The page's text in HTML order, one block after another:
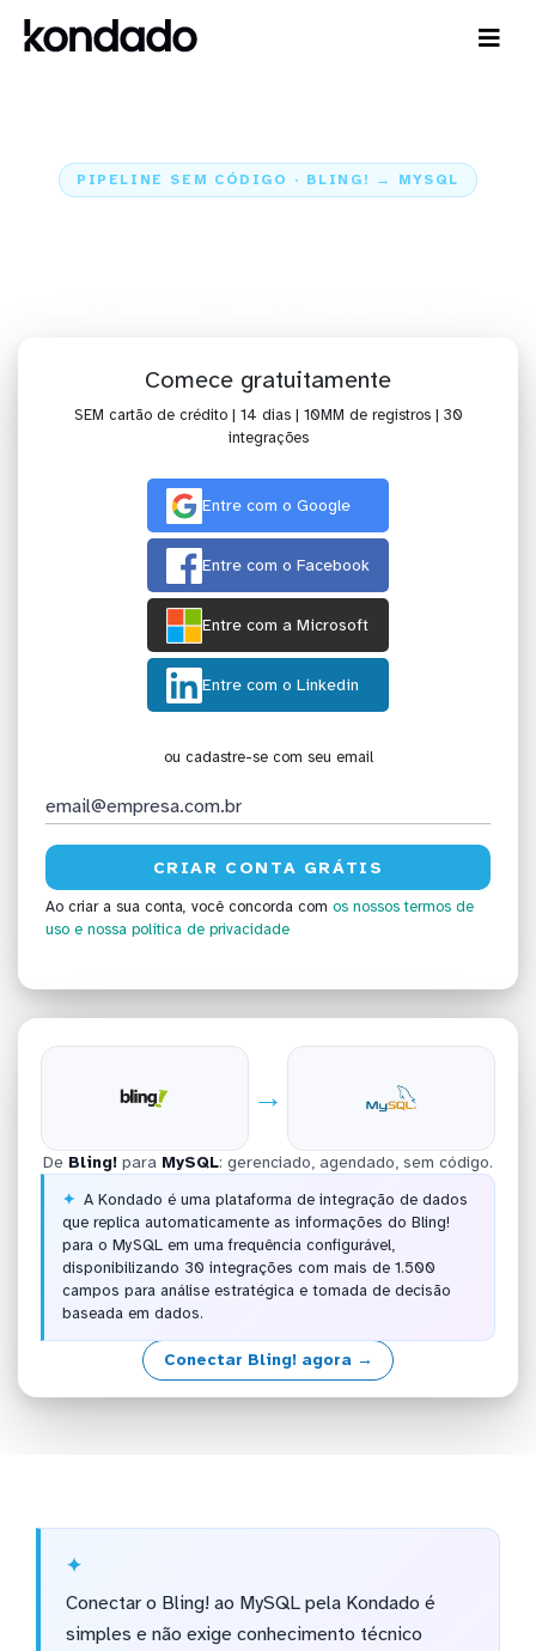
PIPELINE SEM CÓDIGO · BLING! → MYSQL
Comece gratuitamente
SEM cartão de crédito | 14 dias | 10MM de registros | 30
integrações
Entre com o Google
Entre com o Facebook
Entre com a Microsoft
Entre com o Linkedin
ou cadastre-se com seu email
Ao criar a sua conta, você concorda com os nossos termos de
uso e nossa política de privacidade
→
De Bling! para MySQL: gerenciado, agendado, sem código.
A Kondado é uma plataforma de integração de dados
que replica automaticamente as informações do Bling!
para o MySQL em uma frequência configurável,
disponibilizando 30 integrações com mais de 1.500
campos para análise estratégica e tomada de decisão
baseada em dados.
Conectar Bling! agora →
Conectar o Bling! ao MySQL pela Kondado é
simples e não exige conhecimento técnico